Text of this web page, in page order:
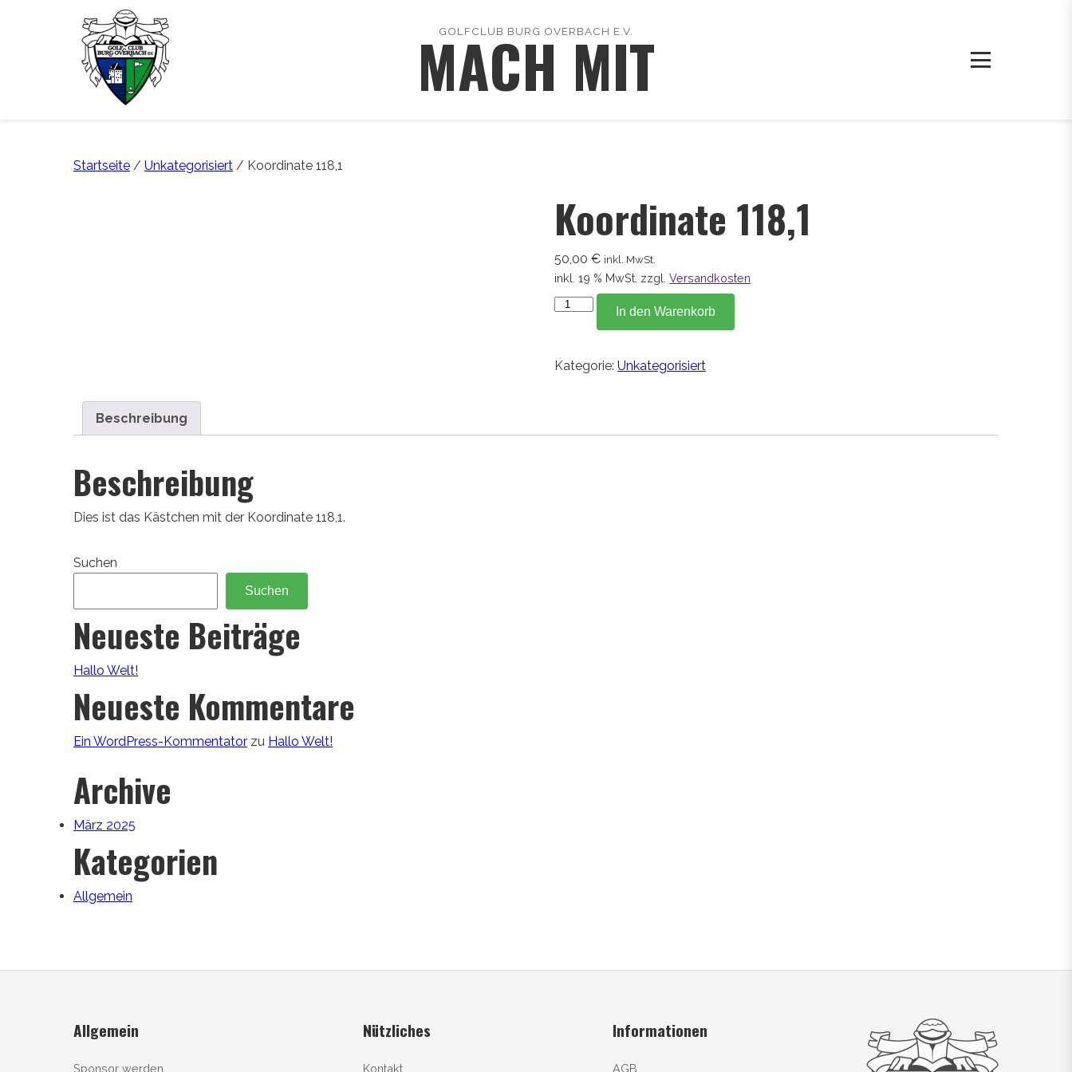
GOLFCLUB BURG OVERBACH E.V.
MACH MIT
Startseite / Unkategorisiert / Koordinate 118,1
Koordinate 118,1
50,00€ inkl. MwSt.
inkl. 19 % MwSt. zzgl.Versandkosten
Koordinate
In den Warenkorb
Kategorie:Unkategorisiert
Beschreibung
Beschreibung
Dies ist das Kästchen mit der Koordinate 118,1.
Suchen
Suchen
Neueste Beiträge
Hallo Welt!
Neueste Kommentare
Ein WordPress-Kommentator zu Hallo Welt!
Archive
März 2025
Kategorien
Allgemein
Allgemein
Sponsor werden
Nützliches
Kontakt
Informationen
AGB